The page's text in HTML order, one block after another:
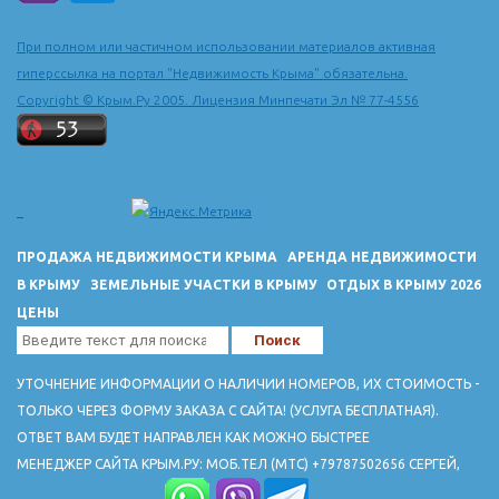
При полном или частичном использовании материалов активная
гиперссылка на портал "Недвижимость Крыма" обязательна.
Copyright © Крым.Ру 2005. Лицензия Минпечати Эл № 77-4556
ПРОДАЖА НЕДВИЖИМОСТИ КРЫМА
АРЕНДА НЕДВИЖИМОСТИ
В КРЫМУ
ЗЕМЕЛЬНЫЕ УЧАСТКИ В КРЫМУ
ОТДЫХ В КРЫМУ 2026
ЦЕНЫ
УТОЧНЕНИЕ ИНФОРМАЦИИ О НАЛИЧИИ НОМЕРОВ, ИХ СТОИМОСТЬ -
ТОЛЬКО ЧЕРЕЗ ФОРМУ ЗАКАЗА С САЙТА! (УСЛУГА БЕСПЛАТНАЯ).
ОТВЕТ ВАМ БУДЕТ НАПРАВЛЕН КАК МОЖНО БЫСТРЕЕ
МЕНЕДЖЕР САЙТА КРЫМ.РУ: МОБ.ТЕЛ (МТС) +79787502656 СЕРГЕЙ,